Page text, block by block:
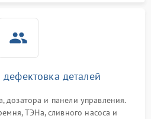
деталей
дозатора и панели управления.
ТЭНа, сливного насоса и